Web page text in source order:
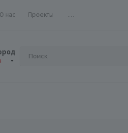
О нас Проекты ...